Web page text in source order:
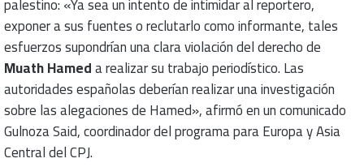
exponer a sus fuentes o reclutarlo como informante, tales
esfuerzos supondrían una clara violación del derecho de
Muath Hameda realizar su trabajo periodístico. Las
autoridades españolas deberían realizar una investigación
sobre las alegaciones de Hamed», afirmó en un comunicado
Gulnoza Said, coordinador del programa para Europa y Asia
Central del CPJ.